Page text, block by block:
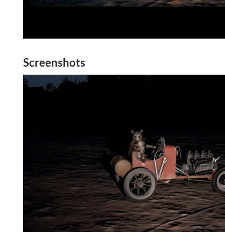
Screenshots